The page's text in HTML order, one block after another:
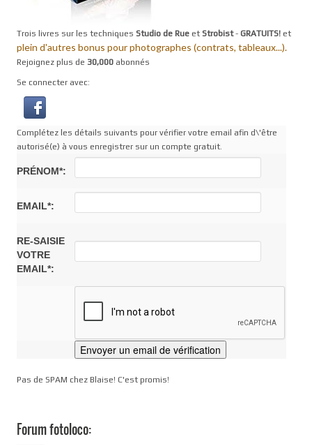
Trois livres sur les techniques Studio de Rue et Strobist- GRATUITS! et
plein d'autres bonus pour photographes (contrats, tableaux...).
Rejoignez plus de 30,000 abonnés
Se connecter avec:
Complétez les détails suivants pour vérifier votre email afin d\'être
autorisé(e) à vous enregistrer sur un compte gratuit.
PRÉNOM*:
EMAIL*:
RE-SAISIE
VOTRE
EMAIL*:
Pas de SPAM chez Blaise! C'est promis!
Forum fotoloco: